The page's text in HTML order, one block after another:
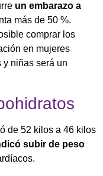
un embarazo a
más de 50 %.
comprar los
en mujeres
y niñas será un
de 52 kilos a 46 kilos
subir de peso